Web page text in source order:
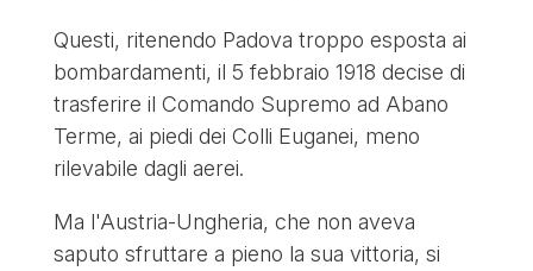
Questi, ritenendo Padova troppo esposta ai
bombardamenti, il 5 febbraio 1918 decise di
trasferire il Comando Supremo ad Abano
Terme, ai piedi dei Colli Euganei, meno
rilevabile dagli aerei.
Ma l'Austria-Ungheria, che non aveva
saputo sfruttare a pieno la sua vittoria, si